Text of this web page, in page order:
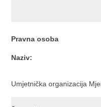
Pravna osoba
Naziv:
Umjetnička organizacija